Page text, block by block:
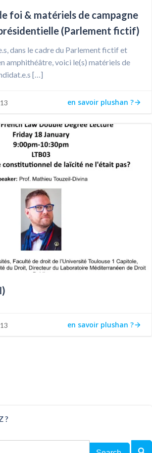
foi & matériels de campagne
(Parlement fictif)
dans le cadre du Parlement fictif et
amphithéâtre, voici le(s) matériels de
[…]
en savoir plushan ?
en savoir plushan ?
?